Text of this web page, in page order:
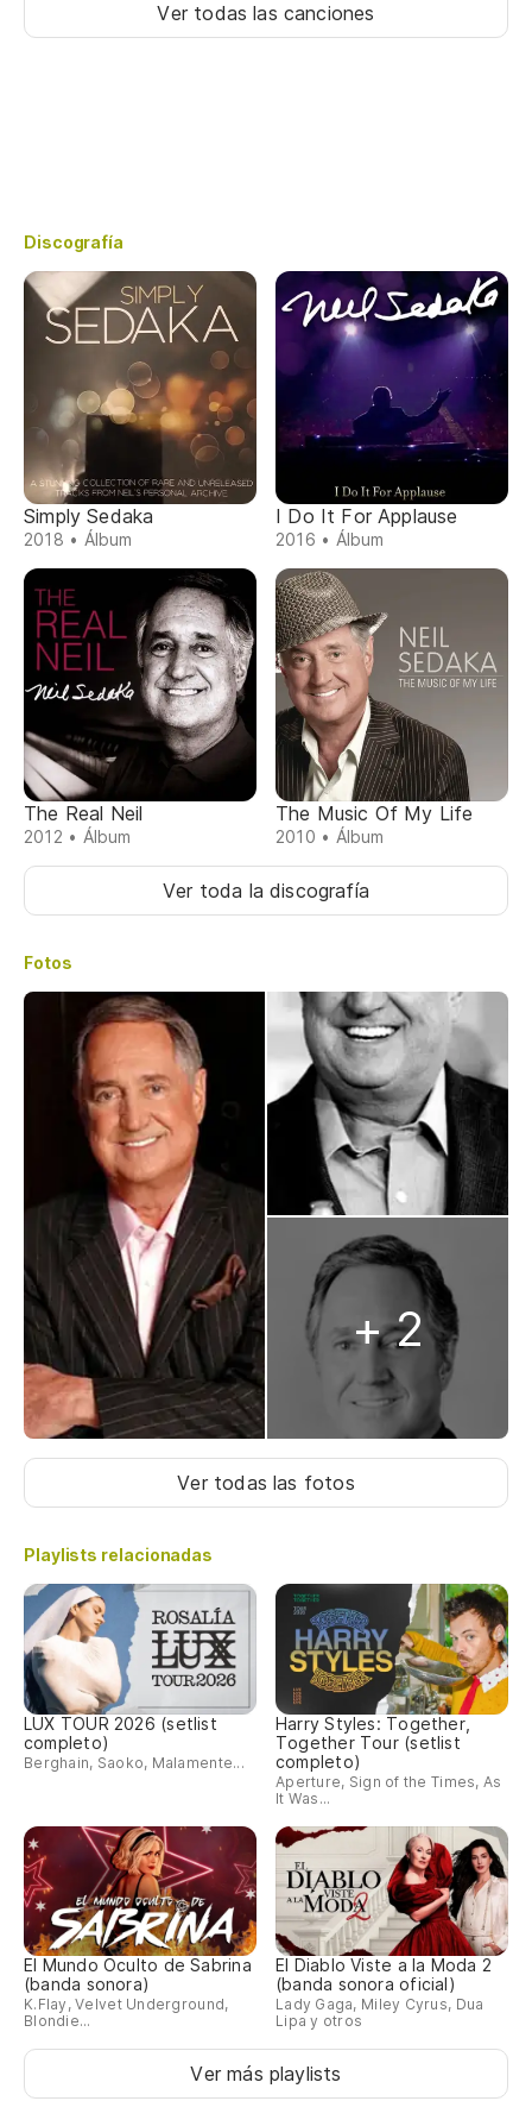
Ver todas las canciones
Discografía
Simply Sedaka
2018 • Álbum
I Do It For Applause
2016 • Álbum
The Real Neil
2012 • Álbum
The Music Of My Life
2010 • Álbum
Ver toda la discografía
Fotos
+ 2
Ver todas las fotos
Playlists relacionadas
LUX TOUR 2026 (setlist
completo)
Berghain, Saoko, Malamente...
Harry Styles: Together,
Together Tour (setlist
completo)
Aperture, Sign of the Times, As
It Was...
El Mundo Oculto de Sabrina
(banda sonora)
K.Flay, Velvet Underground,
Blondie...
El Diablo Viste a la Moda 2
(banda sonora oficial)
Lady Gaga, Miley Cyrus, Dua
Lipa y otros
Ver más playlists